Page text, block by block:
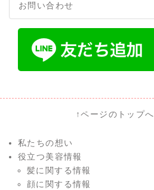
お問い合わせ
↑ページのトップへ
私たちの想い
役立つ美容情報
髪に関する情報
顔に関する情報